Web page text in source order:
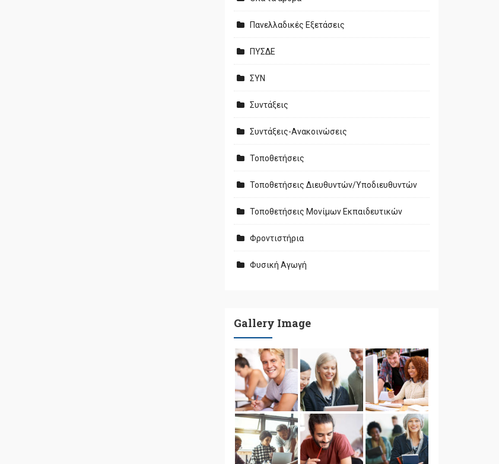
Πανελλαδικές Εξετάσεις
ΠΥΣΔΕ
ΣΥΝ
Συντάξεις
Συντάξεις-Ανακοινώσεις
Τοποθετήσεις
Τοποθετήσεις Διευθυντών/Υποδιευθυντών
Τοποθετήσεις Μονίμων Εκπαιδευτικών
Φροντιστήρια
Φυσική Αγωγή
Gallery Image